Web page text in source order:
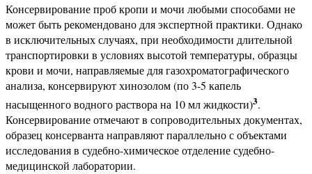
Консервирование проб кропи и мочи любыми способами не
может быть рекомендовано для экспертной практики. Однако
в исключительных случаях, при необходимости длительной
транспортировки в условиях высотой температуры, образцы
крови и мочи, направляемые для газохроматографического
анализа, консервируют хинозолом (по 3-5 капель
насыщенного водного раствора на 10 мл жидкости)3.
Консервирование отмечают в сопроводительных документах,
образец консерванта направляют параллельно с объектами
исследования в судебно-химическое отделение судебно-
медицинской лаборатории.